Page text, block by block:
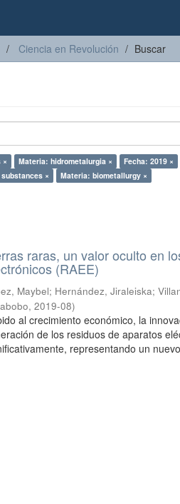
Ciencia en Revolución Buscar
× Materia: hidrometalurgia × Fecha: 2019 ×
× Materia: biometallurgy ×
raras, un valor oculto en
(RAEE)
Maybel; Hernández, Jiraleiska;
,2019-08)
al crecimiento económico, la
de los residuos de aparatos
representando un